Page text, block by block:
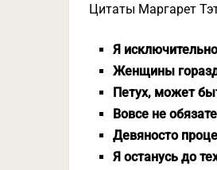
Цитаты Маргарет
Я
Женщины
Петух, может
Вовсе не
Девяносто
Я останусь до